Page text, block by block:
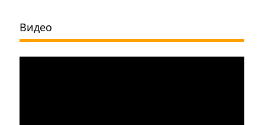
Видео